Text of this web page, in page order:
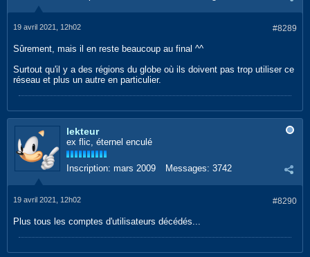
#8289
19 avril 2021, 12h02
Sûrement, mais il en reste beaucoup au final ^^
Surtout qu'il y a des régions du globe où ils doivent pas trop utiliser ce
réseau et plus un autre en particulier.
lekteur
ex flic, éternel enculé
Inscription: mars 2009 Messages: 3742
#8290
19 avril 2021, 12h02
Plus tous les comptes d'utilisateurs décédés...